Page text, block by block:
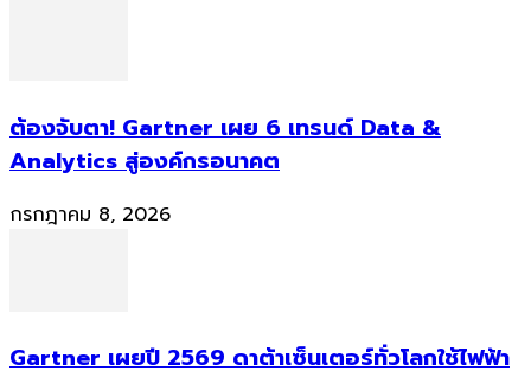
ต้องจับตา! Gartner เผย 6 เทรนด์ Data &
Analytics สู่องค์กรอนาคต
กรกฎาคม 8, 2026
Gartner เผยปี 2569 ดาต้าเซ็นเตอร์ทั่วโลกใช้ไฟฟ้า